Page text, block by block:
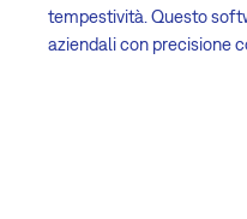
tempestività. Questo
aziendali con precisione